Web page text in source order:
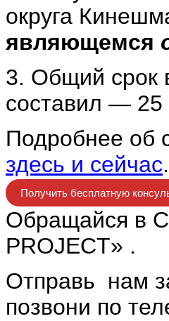
округа
являющемся
3. Общий срок
составил —
Подробнее об
здесь и сейчас.
Получить бесплатную
Обращайся в
PROJECT» .
Отправь нам
позвони по